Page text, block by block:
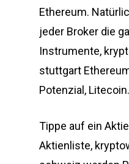
Ethereum.
jeder Broker die
Instrumente,
stuttgart
Potenzial, Litecoin.
Tippe auf ein
Aktienliste,